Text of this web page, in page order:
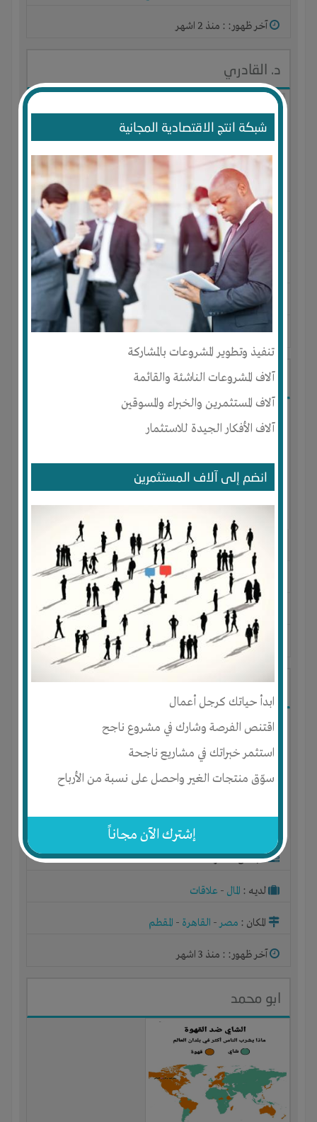
شبكة انتج الاقتصادية المجانية
تنفيذ وتطوير المشروعات بالمشاركة
آلاف المشروعات الناشئة والقائمة
آلاف المستثمرين والخبراء والمسوقين
آلاف الأفكار الجيدة للاستثمار
انضم إلى آلاف المستثمرين
ابدأ حياتك كرجل أعمال
اقتنص الفرصة وشارك في مشروع ناجح
استثمر خبراتك في مشاريع ناجحة
سوّق منتجات الغير واحصل على نسبة من الأرباح
إشترك الآن مجاناً
آخر ظهور: : منذ 2 اشهر
د. القادري
الجنس : ذكر
لديـه : الوقت-المكان-علاقات
المكان :سلطنة عمان- مسقط
آخر ظهور: : منذ 2 اشهر
Amr
الجنس : ذكر
لديـه :المال الخبرات الوقت
المكان :مصر -الإسكندرية ميامى
آخر ظهور: : منذ 3 اشهر
Ibrahim Mostafa
الجنس : ذكر
لديـه : المال - علاقات
المكان : مصر- القاهرة - المقطم
آخر ظهور: : منذ 3 اشهر
ابو محمد